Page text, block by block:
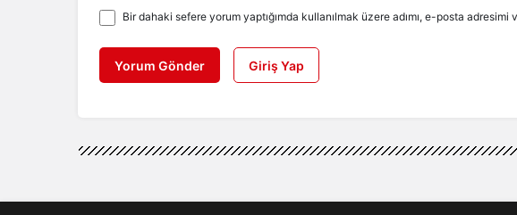
Bir dahaki sefere yorum yaptığımda kullanılmak üzere adımı, e-posta
Yorum Gönder Giriş Yap